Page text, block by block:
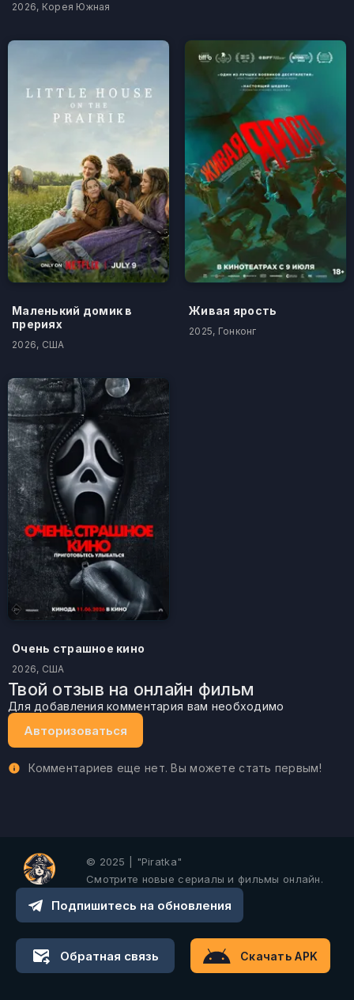
2026, Корея Южная
Маленький домик в
прериях
2026, США
Живая ярость
2025, Гонконг
Очень страшное кино
2026, США
Твой отзыв на онлайн фильм
Для добавления комментария вам необходимо
Авторизоваться
Комментариев еще нет. Вы можете стать первым!
© 2025 | "Piratka"
Смотрите новые сериалы и фильмы онлайн.
Подпишитесь на обновления
Обратная связь Скачать APK